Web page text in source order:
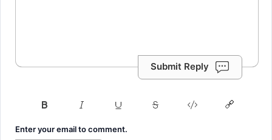
Submit Reply
Enter your email to comment.